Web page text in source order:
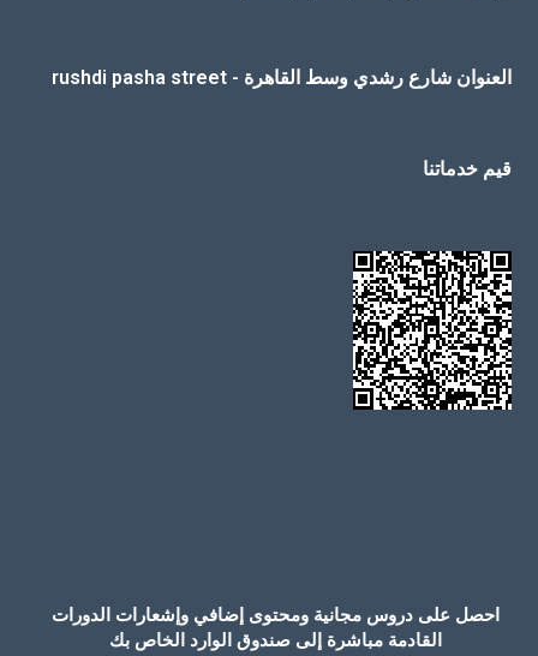
العنوان شارع رشدي وسط القاهرة - rushdi pasha street
قيم خدماتنا
احصل على دروس مجانية ومحتوى إضافي وإشعارات الدورات
القادمة مباشرة إلى صندوق الوارد الخاص بك